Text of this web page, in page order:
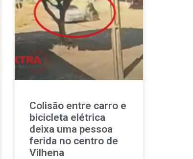
Colisão entre carro e
bicicleta elétrica
deixa uma pessoa
ferida no centro de
Vilhena